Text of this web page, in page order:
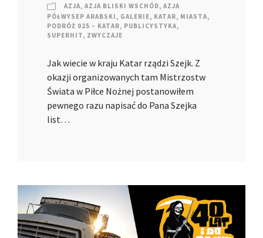
AZJA, AZJA BLISKI WSCHÓD, AZJA
PÓŁWYSEP ARABSKI , GALERIE, KATAR, MIASTA,
PODRÓŻ 025 – KATAR, PUBLICYSTYKA,
SUPERHIT, ZWYCZAJE
Jak wiecie w kraju Katar rządzi Szejk. Z
okazji organizowanych tam Mistrzostw
Świata w Piłce Nożnej postanowiłem
pewnego razu napisać do Pana Szejka
list…